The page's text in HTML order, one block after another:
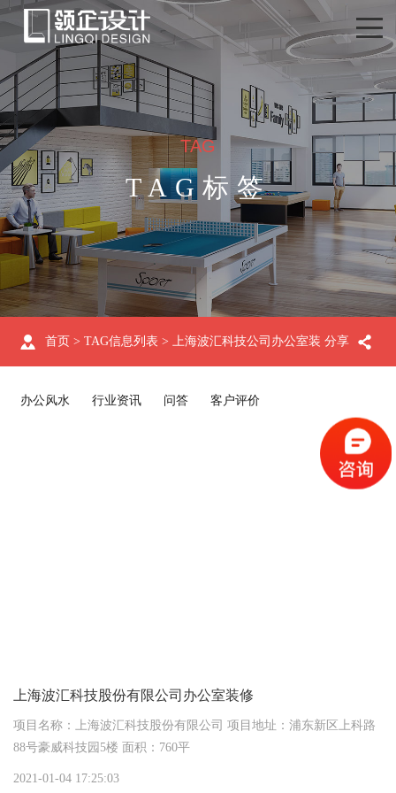
TAG
TAG标签
分享
首页 > TAG信息列表 > 上海波汇科技公司办公室装
办公风水 行业资讯 问答 客户评价
上海波汇科技股份有限公司办公室装修
项目名称：上海波汇科技股份有限公司 项目地址：浦东新区上科路
88号豪威科技园5楼 面积：760平
2021-01-04 17:25:03